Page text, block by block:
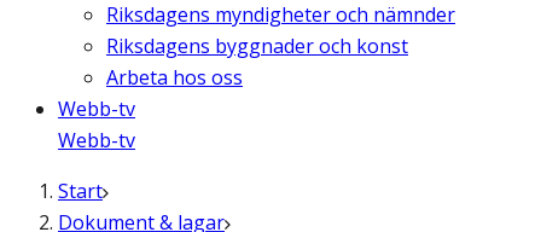
Riksdagens myndigheter och nämnder
Riksdagens byggnader och konst
Arbeta hos oss
Webb-tv
Webb-tv
Start
Dokument & lagar